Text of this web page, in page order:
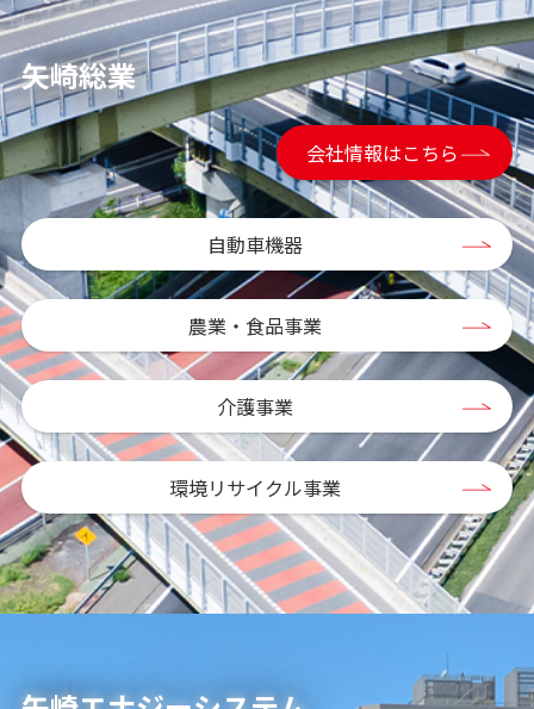
矢崎総業
会社情報はこちら
自動車機器
農業・食品事業
介護事業
環境リサイクル事業